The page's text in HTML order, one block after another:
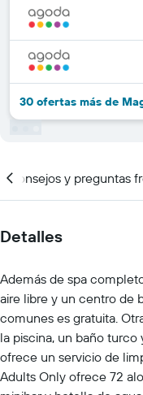
30 ofertas más de
Consejos y preguntas
Detalles
Además de spa
aire libre y un centro de
comunes es gratuita.
la piscina, un baño turco
ofrece un servicio de
Adults Only ofrece 72